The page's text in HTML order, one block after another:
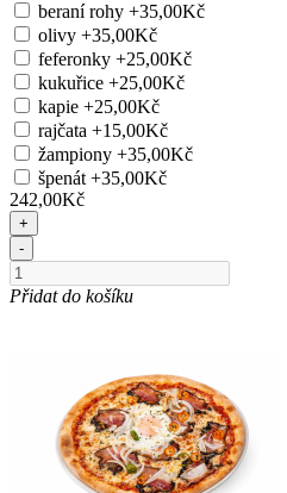
beraní rohy +35,00Kč
olivy +35,00Kč
feferonky +25,00Kč
kukuřice +25,00Kč
kapie +25,00Kč
rajčata +15,00Kč
žampiony +35,00Kč
špenát +35,00Kč
242,00Kč
+
-
Přidat do košíku